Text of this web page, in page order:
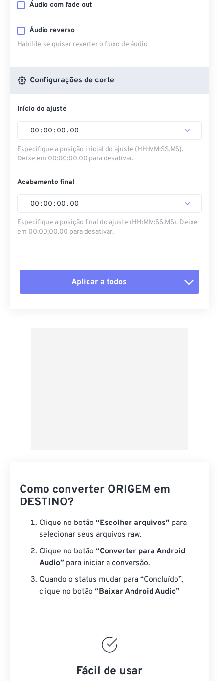
Áudio com fade out
Áudio reverso
Habilite se quiser reverter o fluxo de áudio
Configurações de corte
Início do ajuste
00 : 00 : 00 . 00
Especifique a posição inicial do ajuste (HH:MM:SS.MS).
Deixe em 00:00:00.00 para desativar.
Acabamento final
00 : 00 : 00 . 00
Especifique a posição final do ajuste (HH:MM:SS.MS). Deixe
em 00:00:00.00 para desativar.
Aplicar a todos
Como converter ORIGEM em
DESTINO?
Clique no botão “Escolher arquivos” para
selecionar seus arquivos raw.
Clique no botão “Converter para Android
Audio” para iniciar a conversão.
Quando o status mudar para “Concluído”,
clique no botão “Baixar Android Audio”
Fácil de usar